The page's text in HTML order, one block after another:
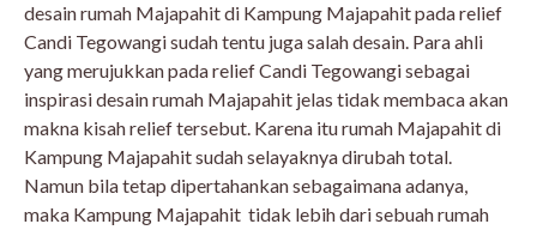
desain rumah Majapahit di Kampung Majapahit pada relief
Candi Tegowangi sudah tentu juga salah desain. Para ahli
yang merujukkan pada relief Candi Tegowangi sebagai
inspirasi desain rumah Majapahit jelas tidak membaca akan
makna kisah relief tersebut. Karena itu rumah Majapahit di
Kampung Majapahit sudah selayaknya dirubah total.
Namun bila tetap dipertahankan sebagaimana adanya,
maka Kampung Majapahit tidak lebih dari sebuah rumah